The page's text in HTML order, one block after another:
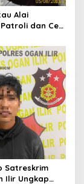
Alai
dan Cek
Kamtibmas
Satreskrim
Ilir Ungkap